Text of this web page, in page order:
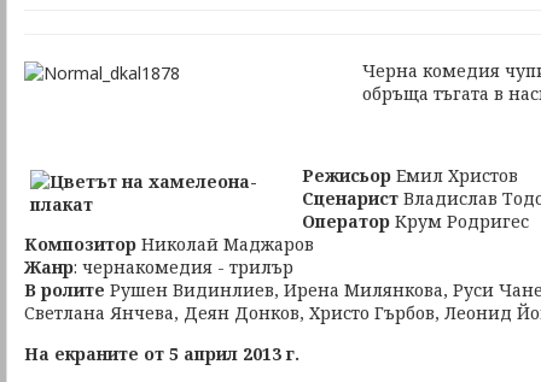
Черна комедия
обръща тъгата в
Режисьор Емил Христов
Сценарист Владислав
Оператор Крум Родригес
Композитор Николай Маджаров
Жанр: чернакомедия - трилър
В ролите Рушен Видинлиев, Ирена Милянкова, Руси
Светлана Янчева, Деян Донков, Христо Гърбов, Леонид
На екраните от 5 април 2013 г.